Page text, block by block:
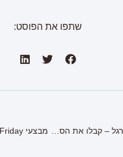
שתפו את הפוסט:
טביעות רגל – קבלו את הספר החדש